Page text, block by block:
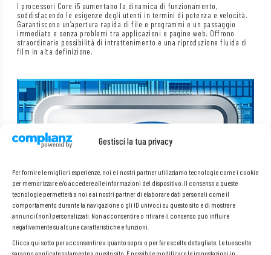
Gestisci la tua privacy
Per fornire le migliori esperienze, noi e i nostri partner utilizziamo tecnologie come i cookie
per memorizzare e/o accedere alle informazioni del dispositivo. Il consenso a queste
tecnologie permetterà a noi e ai nostri partner di elaborare dati personali come il
comportamento durante la navigazione o gli ID univoci su questo sito e di mostrare
annunci (non) personalizzati. Non acconsentire o ritirare il consenso può influire
negativamente su alcune caratteristiche e funzioni.
Clicca qui sotto per acconsentire a quanto sopra o per fare scelte dettagliate. Le tue scelte
saranno applicate solamente a questo sito. È possibile modificare le impostazioni in
I processori Core i5 aumentano la dinamica di funzionamento,
soddisfacendo le esigenze degli utenti in termini di potenza e velocità.
Garantiscono un’apertura rapida di file e programmi e un passaggio
immediato e senza problemi tra applicazioni e pagine web. Offrono
straordinarie possibilità di intrattenimento e una riproduzione fluida di
film in alta definizione.